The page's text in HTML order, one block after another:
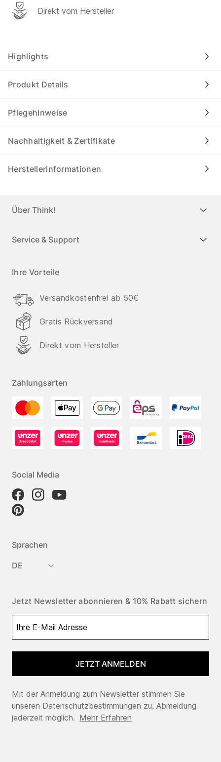
Direkt vom Hersteller
Highlights
Produkt Details
Pflegehinweise
Nachhaltigkeit & Zertifikate
Herstellerinformationen
Über Think!
Service & Support
Ihre Vorteile
Versandkostenfrei ab 50€
Gratis Rückversand
Direkt vom Hersteller
Zahlungsarten
Social Media
Sprachen
DE
Jetzt Newsletter abonnieren & 10% Rabatt sichern
JETZT ANMELDEN
Mit der Anmeldung zum Newsletter stimmen Sie
unseren Datenschutzbestimmungen zu. Abmeldung
jederzeit möglich. Mehr Erfahren